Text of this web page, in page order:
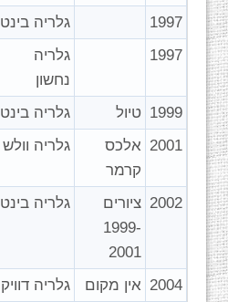
1997 גלריה בינט
1997
גלריה
נחשון
1999 טיול גלריה בינט
2001 אלכס
קרמר
גלריה וולש
2002 ציורים
1999-
2001
גלריה בינט
2004 אין מקום גלריה דוויק